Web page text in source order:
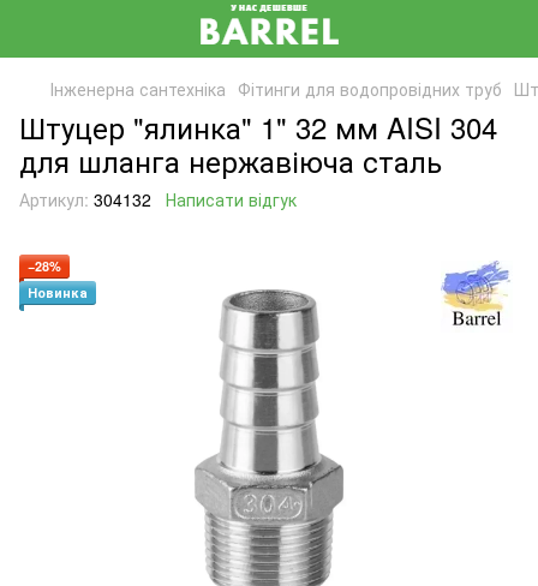
Інженерна сантехніка Фітинги для водопровідних труб
Штуцер "ялинка" 1" 32 мм AISI 304
для шланга нержавіюча сталь
Артикул: 304132 Написати відгук
−28%
Новинка